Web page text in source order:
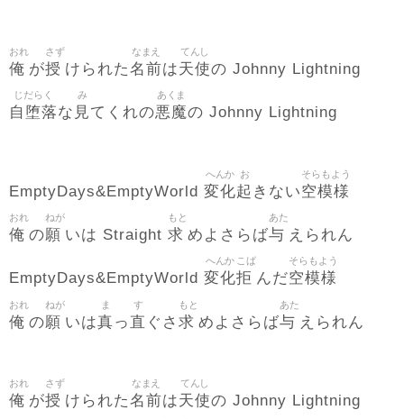
俺
おれ
が授
さず
けられた名前
なまえ
は天使
てんし
の Johnny Lightning
自堕落
じだらく
な 見
み
てくれの悪魔
あくま
の Johnny Lightning
EmptyDays&EmptyWorld 変化
へんか
起
お
きない空模様
そらもよう
俺
おれ
の願
ねが
いは Straight 求
もと
めよさらば与
あた
えられん
EmptyDays&EmptyWorld 変化
へんか
拒
こば
んだ空模様
そらもよう
俺
おれ
の願
ねが
いは真
ま
っ 直
す
ぐさ 求
もと
めよさらば与
あた
えられん
俺
おれ
が授
さず
けられた名前
なまえ
は天使
てんし
の Johnny Lightning